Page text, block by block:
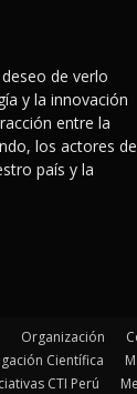
de verlo
y la innovación
entre la
los actores
país y la
Organización
Científica
CTI Perú